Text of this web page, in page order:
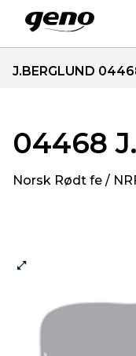
J.BERGLUND
04468
Norsk Rødt fe /